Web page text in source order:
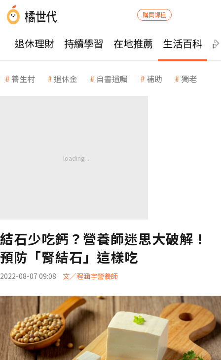
購買課程
退休理財 持續學習 在地推薦 生活百科
養生村 退休金 自書遺囑 補助 獨老
結石少吃鈣？營養師迷思大破解！
預防「腎結石」這樣吃
2022-08-07 09:08 文／程涵宇營養師